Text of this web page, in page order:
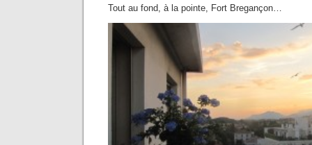
Tout au fond, à la pointe, Fort Bregançon…